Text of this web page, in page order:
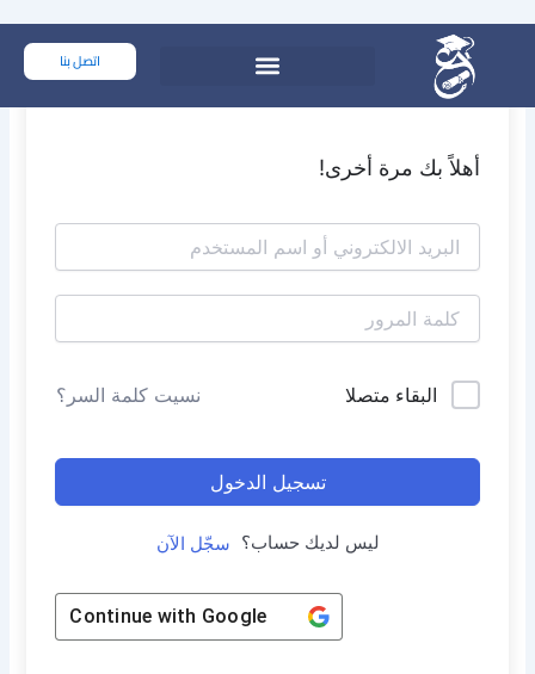
المحتوى
اتصل بنا
أهلاً بك مرة أخرى!
البقاء متصلا نسيت كلمة السر؟
تسجيل الدخول
ليس لديك حساب؟ سجّل الآن
Continue with Google